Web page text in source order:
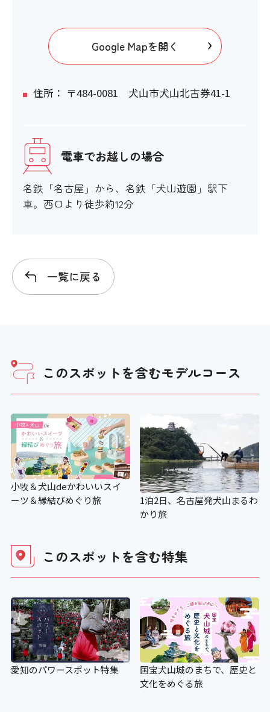
エスカレーター
スロープ
設備
車いすの貸し出し
老眼鏡の貸し出し
×
授乳コーナー
補助犬の入場可
補助犬用のトイレ
×
Google Mapを開く
住所： 〒484-0081 犬山市犬山北古券41-1
電車でお越しの場合
名鉄「名古屋」から、名鉄「犬山遊園」駅下
車。西口より徒歩約12分
一覧に戻る
このスポットを含むモデルコース
小牧＆犬山deかわいいスイ
ーツ＆縁結びめぐり旅
1泊2日、名古屋発犬山まるわ
かり旅
このスポットを含む特集
愛知のパワースポット特集
国宝犬山城のまちで、歴史と
文化をめぐる旅